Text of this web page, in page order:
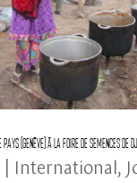
Pays (Genève) à la foire de semences de
| International,